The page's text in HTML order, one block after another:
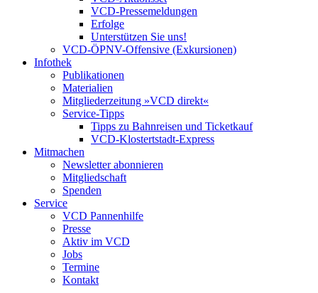
VCD-Pressemeldungen
Erfolge
Unterstützen Sie uns!
VCD-ÖPNV-Offensive (Exkursionen)
Infothek
Publikationen
Materialien
Mitgliederzeitung »VCD direkt«
Service-Tipps
Tipps zu Bahnreisen und Ticketkauf
VCD-Klostertstadt-Express
Mitmachen
Newsletter abonnieren
Mitgliedschaft
Spenden
Service
VCD Pannenhilfe
Presse
Aktiv im VCD
Jobs
Termine
Kontakt